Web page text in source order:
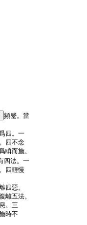
頻蹙。當
四。一
四不念
瞋而施。
四法。一
四輕慢
四惡。
離五法。
。三
時不